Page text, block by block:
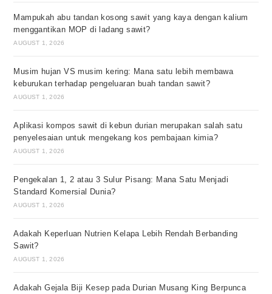
Mampukah abu tandan kosong sawit yang kaya dengan kalium
menggantikan MOP di ladang sawit?
AUGUST 1, 2026
Musim hujan VS musim kering: Mana satu lebih membawa
keburukan terhadap pengeluaran buah tandan sawit?
AUGUST 1, 2026
Aplikasi kompos sawit di kebun durian merupakan salah satu
penyelesaian untuk mengekang kos pembajaan kimia?
AUGUST 1, 2026
Pengekalan 1, 2 atau 3 Sulur Pisang: Mana Satu Menjadi
Standard Komersial Dunia?
AUGUST 1, 2026
Adakah Keperluan Nutrien Kelapa Lebih Rendah Berbanding
Sawit?
AUGUST 1, 2026
Adakah Gejala Biji Kesep pada Durian Musang King Berpunca